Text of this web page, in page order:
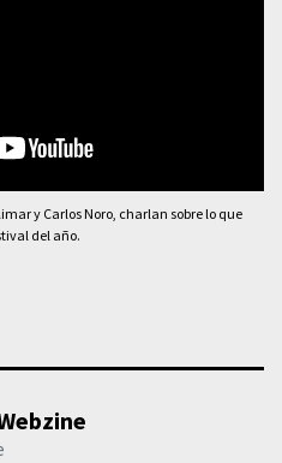
y Carlos Noro, charlan sobre lo que
del año.